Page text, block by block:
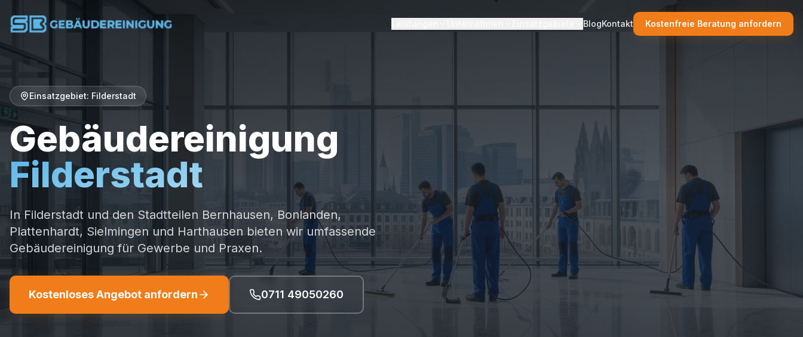
BlogKontakt Kostenfreie Beratung anfordern
Einsatzgebiet: Filderstadt
Gebäudereinigung
Filderstadt
In Filderstadt und den Stadtteilen Bernhausen, Bonlanden,
Plattenhardt, Sielmingen und Harthausen bieten wir umfassende
Gebäudereinigung für Gewerbe und Praxen.
Kostenloses Angebot anfordern 0711 49050260